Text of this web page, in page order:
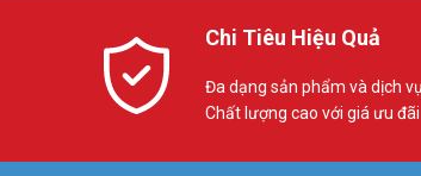
Quản Lý Linh Hoạt
Dễ dàng quản lý mạng gia đình của bạn
Chi Tiêu Hiệu Quả
Đa dạng sản phẩm và dịch vụ
Chất lượng cao với giá ưu đãi